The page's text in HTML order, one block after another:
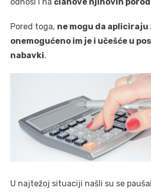
Pored toga, ne mogu da
onemogućeno im je i učešće u
nabavki.
U najtežoj situaciji našli su se